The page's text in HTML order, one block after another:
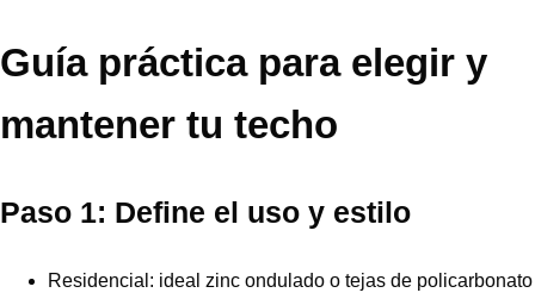
Guía práctica para elegir y
mantener tu techo
Paso 1: Define el uso y estilo
Residencial: ideal zinc ondulado o tejas de policarbonato